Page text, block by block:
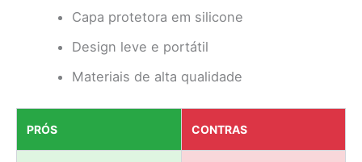
Capa protetora em silicone
Design leve e portátil
Materiais de alta qualidade
PRÓS CONTRAS